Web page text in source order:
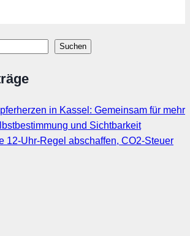
Suchen
in Kassel: Gemeinsam für mehr
und Sichtbarkeit
12-Uhr-Regel abschaffen, CO2-Steuer